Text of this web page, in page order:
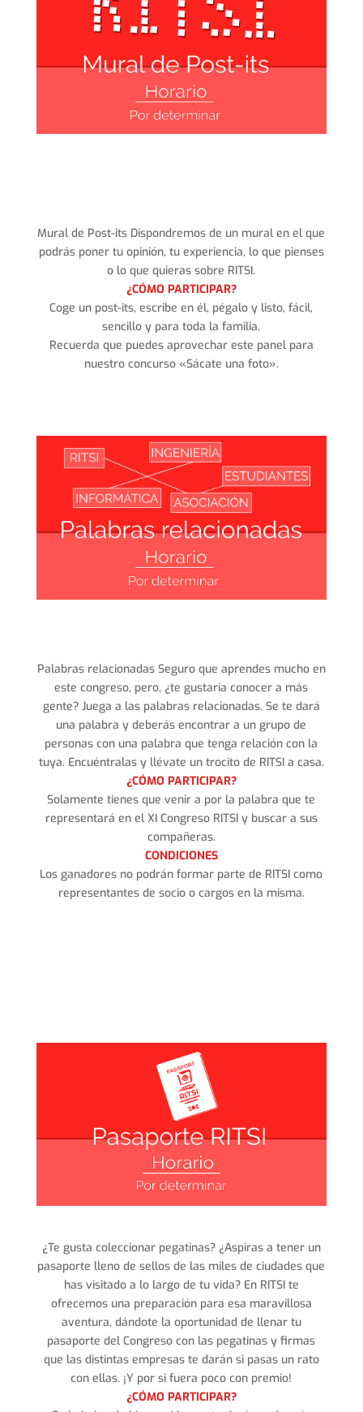
Mural de Post-its Dispondremos de un mural en el que
podrás poner tu opinión, tu experiencia, lo que pienses
o lo que quieras sobre RITSI.
¿CÓMO PARTICIPAR?
Coge un post-its, escribe en él, pégalo y listo, fácil,
sencillo y para toda la familia.
Recuerda que puedes aprovechar este panel para
nuestro concurso «Sácate una foto».
Palabras relacionadas Seguro que aprendes mucho en
este congreso, pero, ¿te gustaría conocer a más
gente? Juega a las palabras relacionadas. Se te dará
una palabra y deberás encontrar a un grupo de
personas con una palabra que tenga relación con la
tuya. Encuéntralas y llévate un trocito de RITSI a casa.
¿CÓMO PARTICIPAR?
Solamente tienes que venir a por la palabra que te
representará en el XI Congreso RITSI y buscar a sus
compañeras.
CONDICIONES
Los ganadores no podrán formar parte de RITSI como
representantes de socio o cargos en la misma.
¿Te gusta coleccionar pegatinas? ¿Aspiras a tener un
pasaporte lleno de sellos de las miles de ciudades que
has visitado a lo largo de tu vida? En RITSI te
ofrecemos una preparación para esa maravillosa
aventura, dándote la oportunidad de llenar tu
pasaporte del Congreso con las pegatinas y firmas
que las distintas empresas te darán si pasas un rato
con ellas. ¡Y por si fuera poco con premio!
¿CÓMO PARTICIPAR?